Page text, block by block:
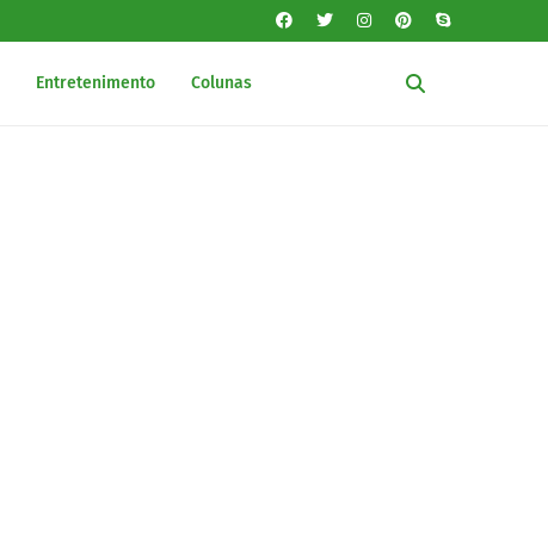
Entretenimento Colunas